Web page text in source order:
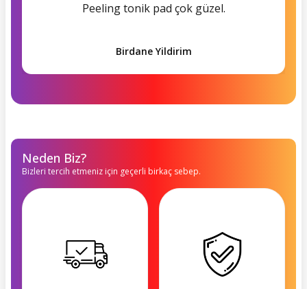
Peeling tonik pad çok güzel.
Birdane Yildirim
Neden Biz?
Bizleri tercih etmeniz için geçerli birkaç sebep.